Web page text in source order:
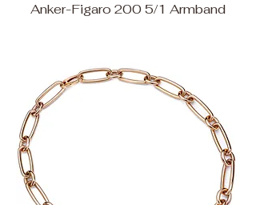
Anker-Figaro 200 5/1 Armband